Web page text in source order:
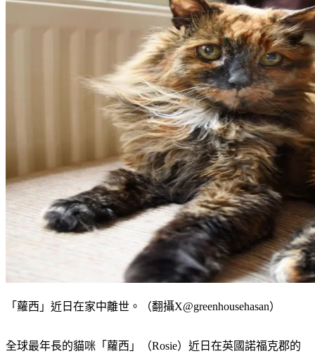
「蘿西」近日在家中離世。（翻攝X@greenhousehasan）
全球最年長的貓咪「蘿西」（Rosie）近日在英國諾福克郡的